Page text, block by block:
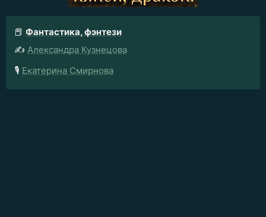
📕 Фантастика, фэнтези
✍️ Александра Кузнецова
🎙️ Екатерина Смирнова